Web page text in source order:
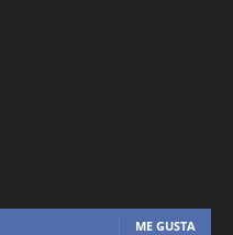
ME GUSTA